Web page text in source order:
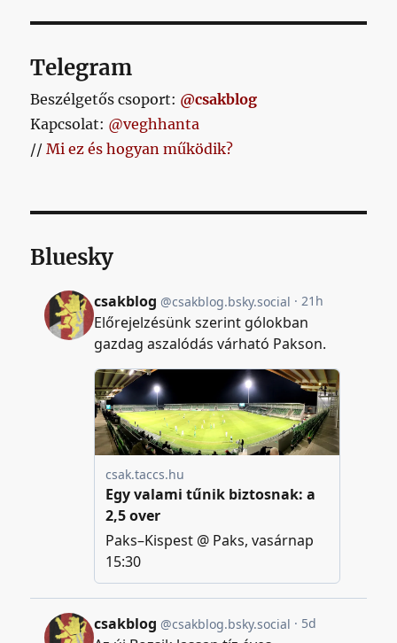
Telegram
Beszélgetős csoport: @csakblog
Kapcsolat: @veghhanta
//Mi ez és hogyan működik?
Bluesky